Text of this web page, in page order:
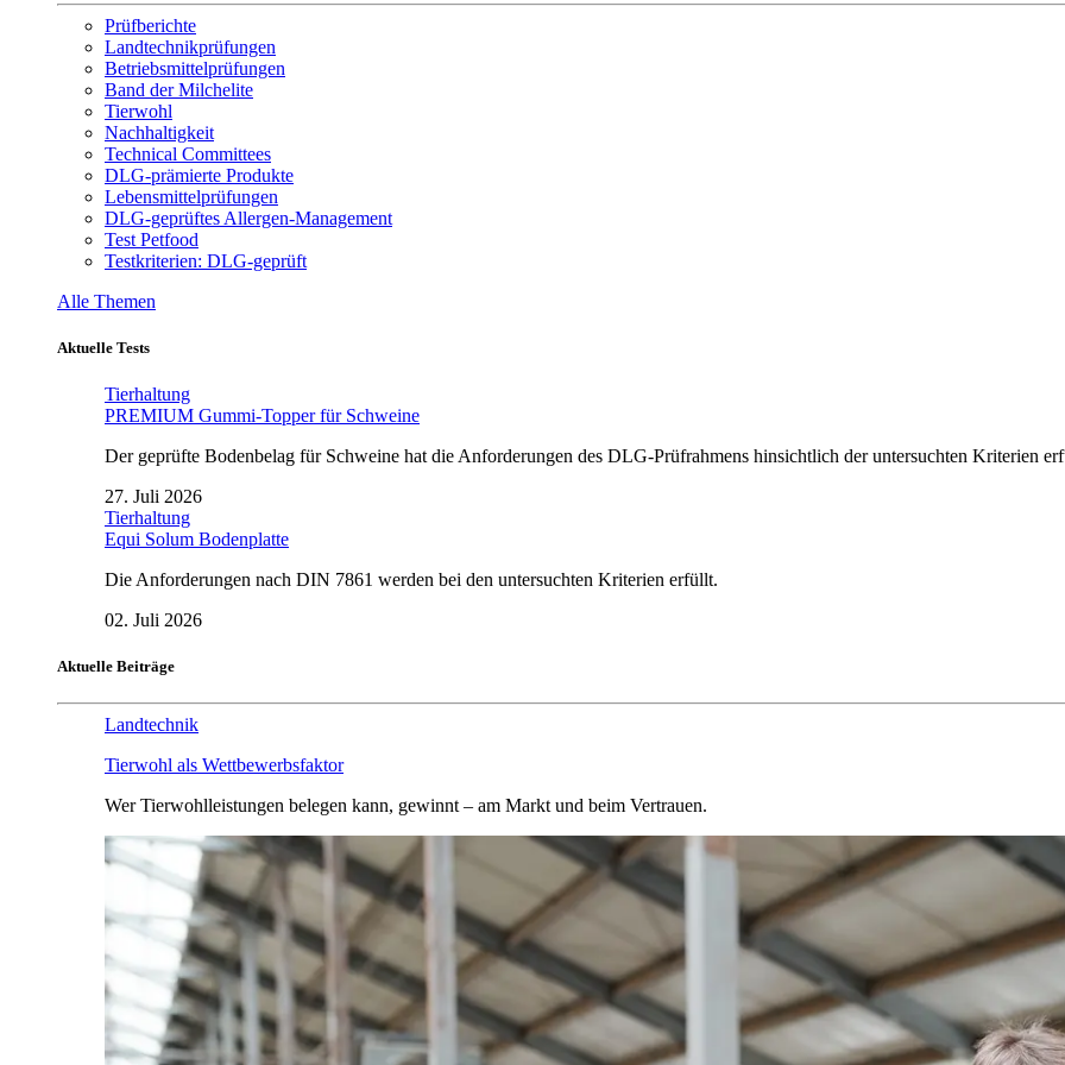
Prüfberichte
Landtechnikprüfungen
Betriebsmittelprüfungen
Band der Milchelite
Tierwohl
Nachhaltigkeit
Technical Committees
DLG-prämierte Produkte
Lebensmittelprüfungen
DLG-geprüftes Allergen-Management
Test Petfood
Testkriterien: DLG-geprüft
Alle Themen
Aktuelle Tests
Tierhaltung
PREMIUM Gummi-Topper für Schweine
Der geprüfte Bodenbelag für Schweine hat die Anforderungen des DLG-Prüfrahmens hinsichtlich der untersuchten Kriterien
27. Juli 2026
Tierhaltung
Equi Solum Bodenplatte
Die Anforderungen nach DIN 7861 werden bei den untersuchten Kriterien erfüllt.
02. Juli 2026
Aktuelle Beiträge
Landtechnik
Tierwohl als Wettbewerbsfaktor
Wer Tierwohlleistungen belegen kann, gewinnt – am Markt und beim Vertrauen.